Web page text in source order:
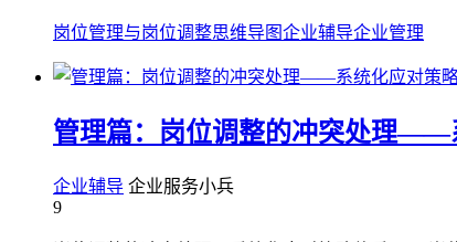
岗位管理与岗位调整思维导图企业辅导企业管理
管理篇：岗位调整的冲突处理——
企业辅导 企业服务小兵
9